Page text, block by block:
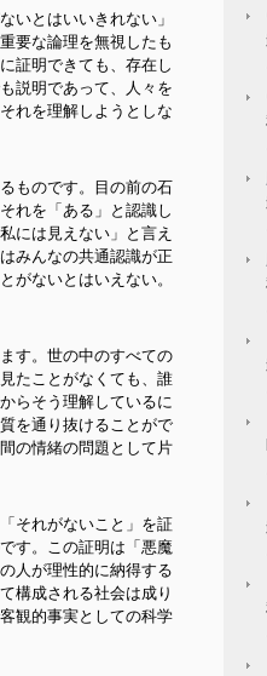
いとはいいきれない」
要な論理を無視したも
証明できても、存在し
説明であって、人々を
れを理解しようとしな
ものです。目の前の石
れを「ある」と認識し
には見えない」と言え
みんなの共通認識が正
がないとはいえない。
す。世の中のすべての
たことがなくても、誰
らそう理解しているに
を通り抜けることがで
の情緒の問題として片
それがないこと」を証
す。この証明は「悪魔
人が理性的に納得する
構成される社会は成り
観的事実としての科学